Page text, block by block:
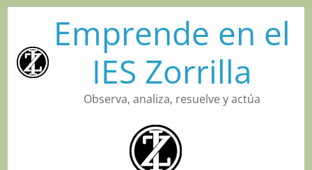
contenidoEmprende en el
IES Zorrilla
Observa, analiza, resuelve y actúa